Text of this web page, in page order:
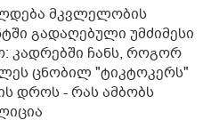
მკვლელობის
გადაღებული უმძიმესი
კადრებში ჩანს, როგორ
ცნობილ "ტიკტოკერს"
დროს - რას ამბობს